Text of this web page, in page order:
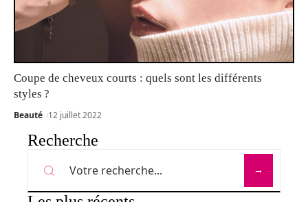
Coupe de cheveux courts : quels sont les différents
styles ?
Beauté 12 juillet 2022
Recherche